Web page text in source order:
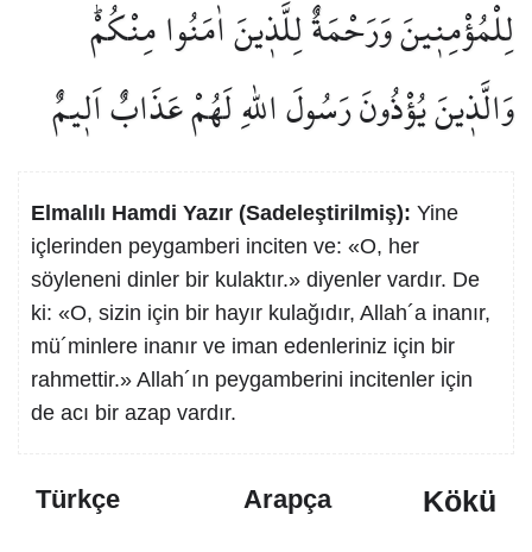
لِلْمُؤْمِن۪ينَ وَرَحْمَةٌ لِلَّذ۪ينَ اٰمَنُوا مِنْكُمْۜ
وَالَّذ۪ينَ يُؤْذُونَ رَسُولَ اللّٰهِ لَهُمْ عَذَابٌ اَل۪يمٌ
Elmalılı Hamdi Yazır (Sadeleştirilmiş): Yine
içlerinden peygamberi inciten ve: «O, her
söyleneni dinler bir kulaktır.» diyenler vardır. De
ki: «O, sizin için bir hayır kulağıdır, Allah´a inanır,
mü´minlere inanır ve iman edenleriniz için bir
rahmettir.» Allah´ın peygamberini incitenler için
de acı bir azap vardır.
Türkçe Arapça Kökü